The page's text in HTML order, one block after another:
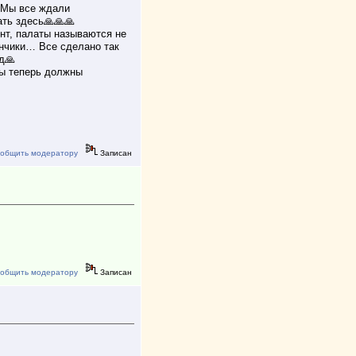
Мы все ждали
здесь🙏🙏🙏
палаты называются не
Все сделано так
теперь должны
модератору Записан
модератору Записан